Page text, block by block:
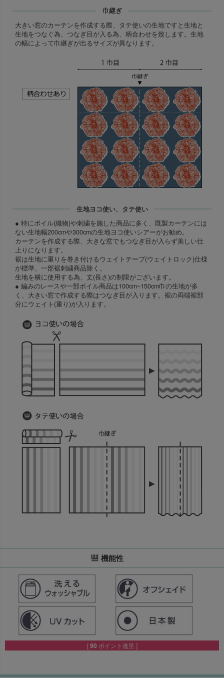
巾継ぎ
大きい窓のカーテンを作成する際、タテ使いの生地ですと生地と
生地をつなぐ為、つなぎ目が入る為、柄合わせを致します。生地
の幅によって巾継ぎが出るサイズが異なります。
生地ヨコ使い、タテ使い
● 特にボイル(織物)や刺繍を施した商品に多く、既製カーテンには
ない生地幅200cmや300cmの生地ヨコ使いシアーがお勧め。
カーテンを作成する際、大きな窓でもつなぎ目が入らず美しい仕
上りになります。
裾は生地に重りを巻き付けるウェイトテープ(ウェイトロック)仕様
が標準、一部裾刺繍商品除く。
生地を横に使用する為、丈(長さ)の制限がございます。
● 編みのレースや一部ボイル商品は100cm~150cm巾の生地が多
く、大きい窓で作成する際はつなぎ目が入ります。裾の両端裾部
分にウェイト(重り)が入ります。
機能性
[ 90 ポイント進呈 ]